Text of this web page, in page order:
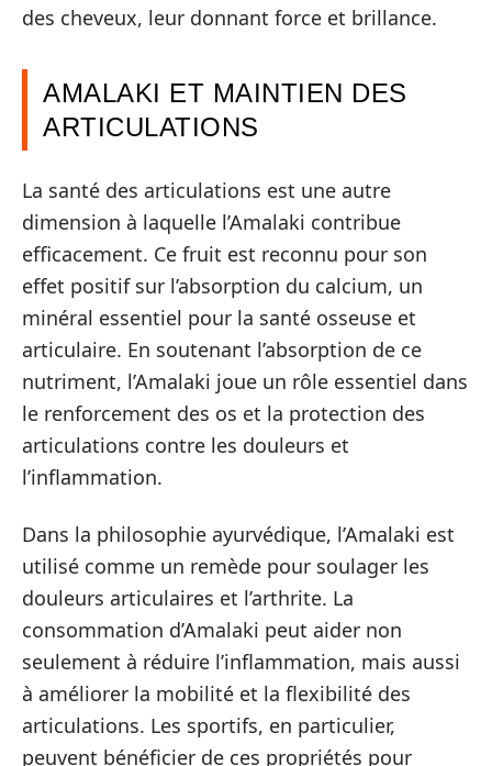
des cheveux, leur donnant force et brillance.
AMALAKI ET MAINTIEN DES
ARTICULATIONS
La santé des articulations est une autre
dimension à laquelle l’Amalaki contribue
efficacement. Ce fruit est reconnu pour son
effet positif sur l’absorption du calcium, un
minéral essentiel pour la santé osseuse et
articulaire. En soutenant l’absorption de ce
nutriment, l’Amalaki joue un rôle essentiel dans
le renforcement des os et la protection des
articulations contre les douleurs et
l’inflammation.
Dans la philosophie ayurvédique, l’Amalaki est
utilisé comme un remède pour soulager les
douleurs articulaires et l’arthrite. La
consommation d’Amalaki peut aider non
seulement à réduire l’inflammation, mais aussi
à améliorer la mobilité et la flexibilité des
articulations. Les sportifs, en particulier,
peuvent bénéficier de ces propriétés pour